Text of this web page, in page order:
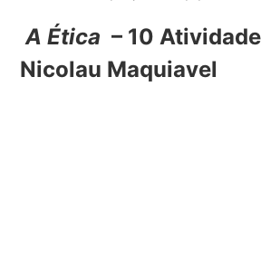
A Ética – 10
Nicolau Maquiavel